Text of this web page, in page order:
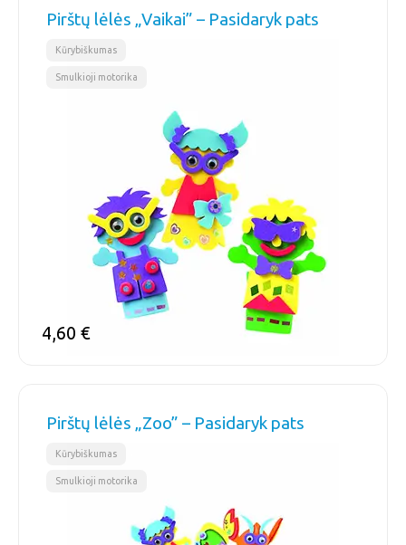
Pirštų lėlės „Vaikai” – Pasidaryk pats
Kūrybiškumas
Smulkioji motorika
4,60 €
Pirštų lėlės „Zoo” – Pasidaryk pats
Kūrybiškumas
Smulkioji motorika